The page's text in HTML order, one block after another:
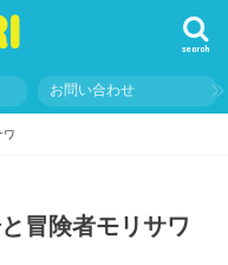
search
お問い合わせ
ワ
冒険者モリサワ